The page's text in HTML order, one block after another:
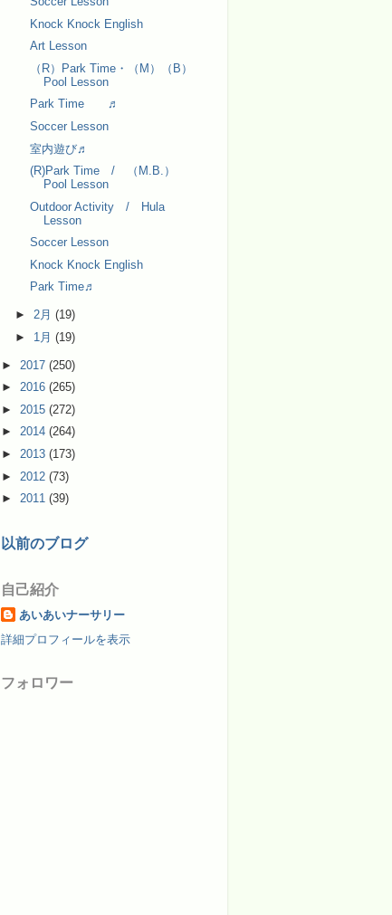
Knock Knock English
Art Lesson
（R）Park Time・（M）（B）
Pool Lesson
Park Time ♬
Soccer Lesson
室内遊び♬
(R)Park Time / （M.B.）
Pool Lesson
Outdoor Activity / Hula
Lesson
Soccer Lesson
Knock Knock English
Park Time♬
►2月(19)
► 1月(19)
► 2017 (250)
► 2016 (265)
► 2015 (272)
► 2014 (264)
► 2013 (173)
► 2012 (73)
► 2011 (39)
以前のブログ
自己紹介
あいあいナーサリー
詳細プロフィールを表示
フォロワー